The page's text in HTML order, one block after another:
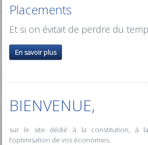
Placements
Et si on évitait de perdre du
En savoir plus
BIENVENUE,
sur le site dédié à la constitution, à
l’optimisation de vos économies.